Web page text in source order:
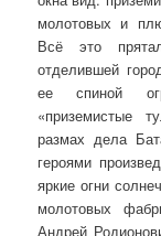
молотовых и
Всё это
отделившей
ее спиной
«приземистые
размах дела
героями
яркие огни
молотовых
Андрей